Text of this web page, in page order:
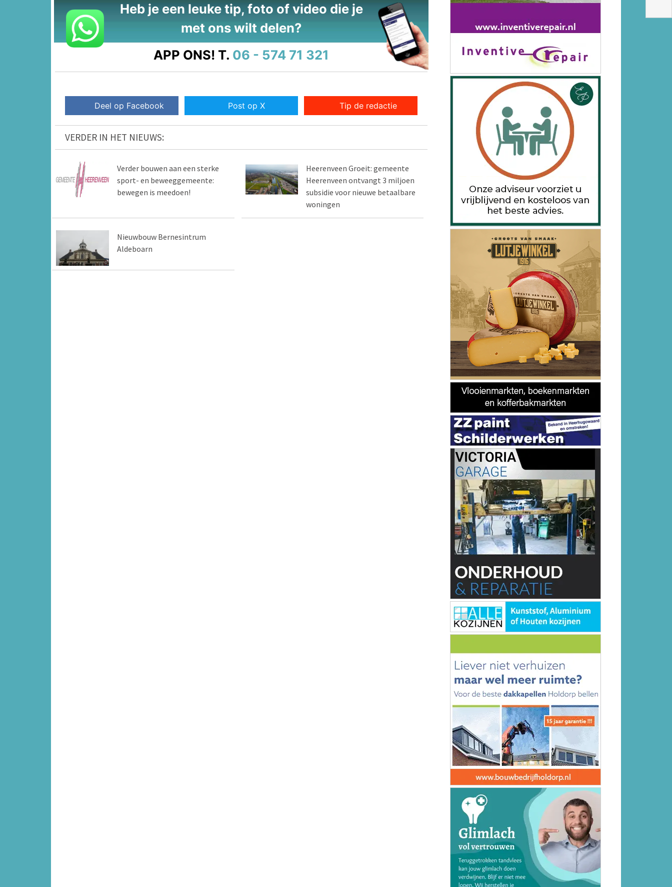
Heb je een leuke tip, foto of video die je
met ons wilt delen?
APP ONS! T. 06 - 574 71 321
Deel op Facebook Post op X Tip de redactie
VERDER IN HET NIEUWS:
Verder bouwen aan een sterke
sport- en beweeggemeente:
bewegen is meedoen!
Heerenveen Groeit: gemeente
Heerenveen ontvangt 3 miljoen
subsidie voor nieuwe betaalbare
woningen
Nieuwbouw Bernesintrum
Aldeboarn